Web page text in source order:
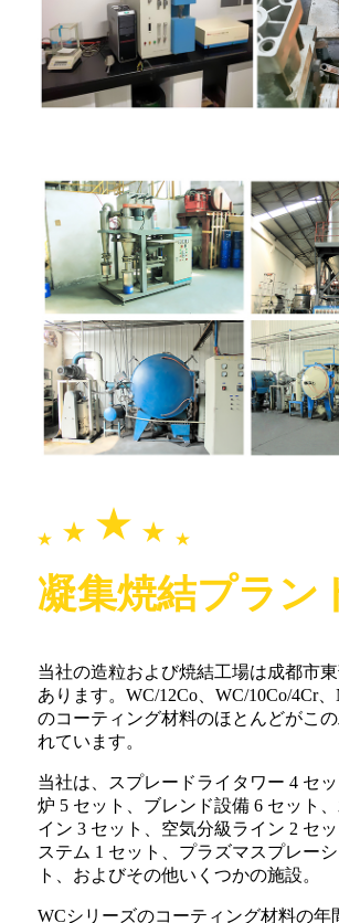
凝集焼結プラン
当社の造粒および焼結工場は成都市
あります。WC/12Co、WC/10Co/4Cr
のコーティング材料のほとんどがこ
れています。
当社は、スプレードライタワー 4 セ
炉 5 セット、ブレンド設備 6 セット
イン 3 セット、空気分級ライン 2 セ
ステム 1 セット、プラズマスプレー
ト、およびその他いくつかの施設。
WCシリーズのコーティング材料の年